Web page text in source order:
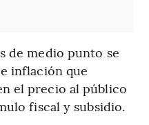
de medio punto se
inflación que
el precio al público
fiscal y subsidio.